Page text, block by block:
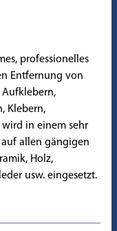
professionelles
Entfernung von
Aufklebern,
Klebern,
wird in einem sehr
allen gängigen
Holz,
usw. eingesetzt.